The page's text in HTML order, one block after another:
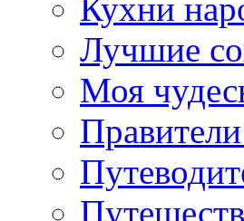
Кухни
Лучшие
Моя